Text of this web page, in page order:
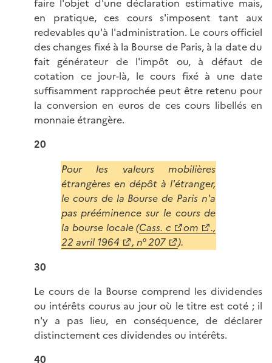
faire l'objet d'une déclaration estimative mais,
en pratique, ces cours s'imposent tant aux
redevables qu'à l'administration. Le cours officiel
des changes fixé à la Bourse de Paris, à la date du
fait générateur de l'impôt ou, à défaut de
cotation ce jour-là, le cours fixé à une date
suffisamment rapprochée peut être retenu pour
la conversion en euros de ces cours libellés en
monnaie étrangère.
20
Pour les valeurs mobilières
étrangères en dépôt à l'étranger,
le cours de la Bourse de Paris n'a
pas prééminence sur le cours de
la bourse locale (Cass. c om
.,
22 avril 1964 , n° 207
).
30
Le cours de la Bourse comprend les dividendes
ou intérêts courus au jour où le titre est coté ; il
n'y a pas lieu, en conséquence, de déclarer
distinctement ces dividendes ou intérêts.
40